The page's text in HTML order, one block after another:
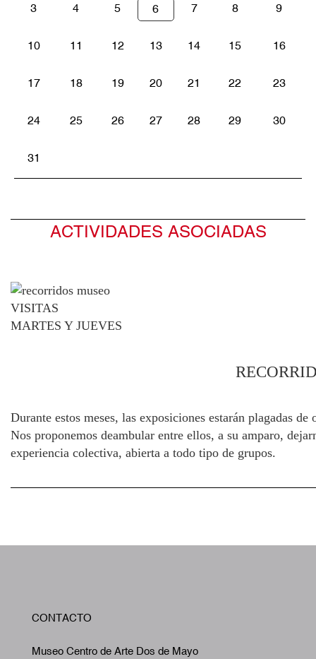
3 4 5 6 7 8 9
10 11 12 13 14 15 16
17 18 19 20 21 22 23
24 25 26 27 28 29 30
31
ACTIVIDADES ASOCIADAS
VISITAS
MARTES Y JUEVES
Durante estos meses, las exposiciones estarán plagadas
Nos proponemos deambular entre ellos, a su amparo,
experiencia colectiva, abierta a todo tipo de grupos.
CONTACTO
Museo Centro de Arte Dos de Mayo